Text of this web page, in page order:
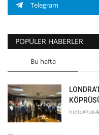
Telegram
POPÜLER HABERLER
Bu hafta